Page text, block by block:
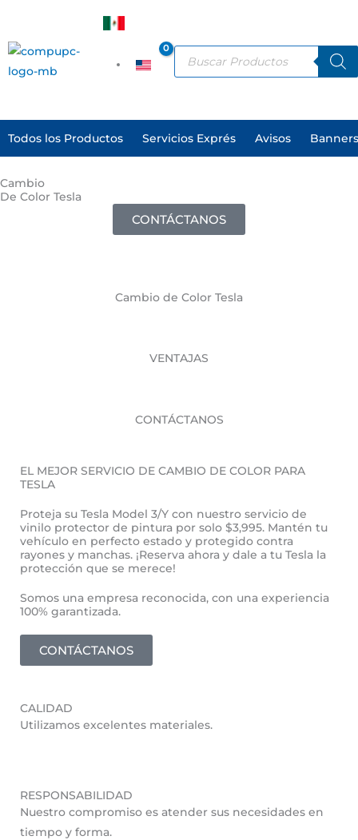
contenido
Products
search
Todos los Productos Servicios Exprés Avisos
Cambio
De Color Tesla
CONTÁCTANOS
¿QUÉ ES EL CAMBIO DE COLOR TESLA?
Cambio de Color Tesla
CONOCE LAS VENTAJAS
VENTAJAS
¿QUIERES CONTACTARNOS?
CONTÁCTANOS
EL MEJOR SERVICIO DE CAMBIO DE COLOR PARA
TESLA
Proteja su Tesla Model 3/Y con nuestro servicio de
vinilo protector de pintura por solo $3,995. Mantén tu
vehículo en perfecto estado y protegido contra
rayones y manchas. ¡Reserva ahora y dale a tu Tesla la
protección que se merece!
Somos una empresa reconocida, con una experiencia
100% garantizada.
CONTÁCTANOS
CALIDAD
Utilizamos excelentes materiales.
RESPONSABILIDAD
Nuestro compromiso es atender sus necesidades en
tiempo y forma.